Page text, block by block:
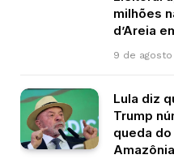
milhões
d’Areia
9 de
Lula diz
Trump
queda
Amazônia